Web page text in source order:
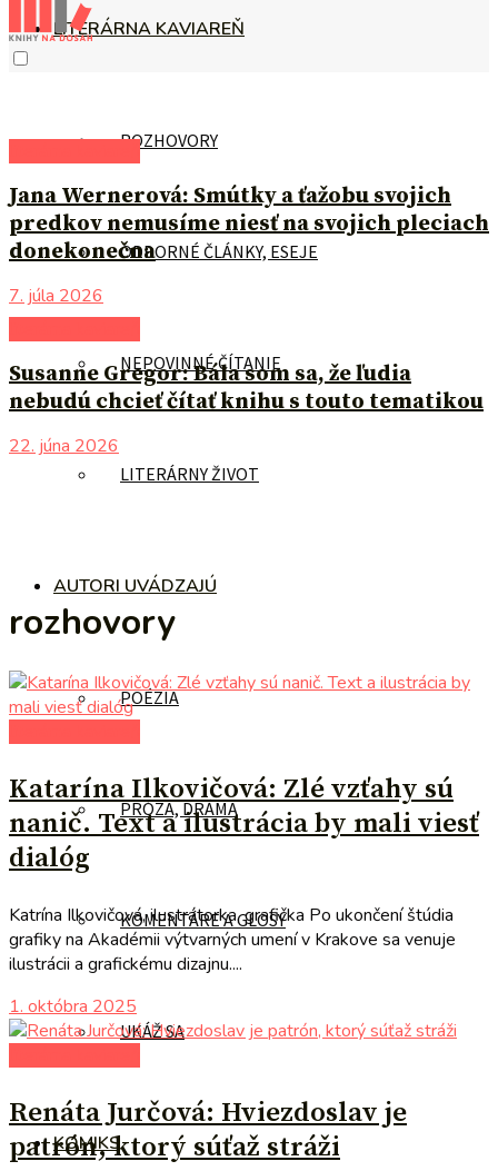
LITERÁRNA KAVIAREŇ
ROZHOVORY
ODBORNÉ ČLÁNKY, ESEJE
NEPOVINNÉ ČÍTANIE
LITERÁRNY ŽIVOT
AUTORI UVÁDZAJÚ
POÉZIA
PRÓZA, DRÁMA
KOMENTÁRE A GLOSY
UKÁŽ SA
KOMIKS
Jana Wernerová: Smútky a ťažobu svojich
predkov nemusíme niesť na svojich pleciach
donekonečna
7. júla 2026
Susanne Gregor: Bála som sa, že ľudia
nebudú chcieť čítať knihu s touto tematikou
22. júna 2026
rozhovory
Katarína Ilkovičová: Zlé vzťahy sú
nanič. Text a ilustrácia by mali viesť
dialóg
Katrína Ilkovičová, ilustrátorka, grafička Po ukončení štúdia
grafiky na Akadémii výtvarných umení v Krakove sa venuje
ilustrácii a grafickému dizajnu....
1. októbra 2025
Renáta Jurčová: Hviezdoslav je
patrón, ktorý súťaž stráži